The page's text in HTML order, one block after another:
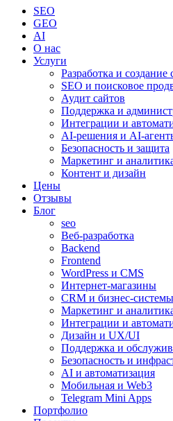
SEO
GEO
AI
О нас
Услуги
Разработка и создание
SEO и поисковое
Аудит сайтов
Поддержка и
Интеграции и
AI-решения и AI-
Безопасность и защита
Маркетинг и
Контент и дизайн
Цены
Отзывы
Блог
seo
Веб-разработка
Backend
Frontend
WordPress и CMS
Интернет-магазины
CRM и бизнес-системы
Маркетинг и
Интеграции и
Дизайн и UX/UI
Поддержка и
Безопасность и
AI и автоматизация
Мобильная и Web3
Telegram Mini Apps
Портфолио